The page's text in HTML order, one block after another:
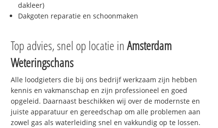
dakleer)
Dakgoten reparatie en schoonmaken
Top advies, snel op locatie inAmsterdam
Weteringschans
Alle loodgieters die bij ons bedrijf werkzaam zijn hebben
kennis en vakmanschap en zijn professioneel en goed
opgeleid. Daarnaast beschikken wij over de modernste en
juiste apparatuur en gereedschap om alle problemen aan
zowel gas als waterleiding snel en vakkundig op te lossen.